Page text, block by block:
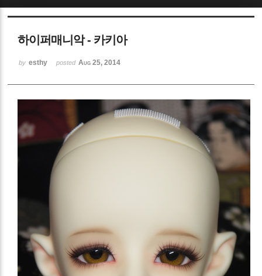
하이퍼매니악 - 카키아
by esthy posted Aug 25, 2014
Sketchbook5, 스케치북5
Sketchbook5, 스케치북5